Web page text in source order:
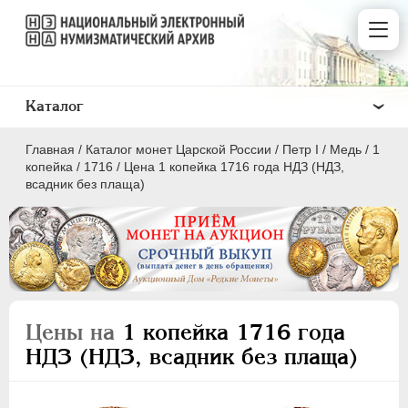
Главная / Каталог монет Царской России / Пeтр I / Медь / 1
копейка / 1716 / Цена 1 копейка 1716 года НДЗ (НДЗ,
всадник без плаща)
Цены на 1 копейка 1716 года
НДЗ (НДЗ, всадник без плаща)
Каталог
ПEТР I 1699 - 1725
Серебро
Медь